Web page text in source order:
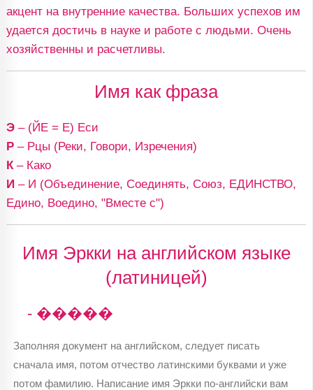
акцент на внутренние качества. Больших успехов им
удается достичь в науке и работе с людьми. Очень
хозяйственны и расчетливы.
Имя как фраза
Э– (ЙЕ = Е) Еси
Р– Рцы (Реки, Говори, Изречения)
К– Како
И – И (Объединение, Соединять, Союз, ЕДИНСТВО,
Едино, Воедино, "Вместе с")
Имя Эркки на английском языке
(латиницей)
- �����
Заполняя документ на английском, следует писать
сначала имя, потом отчество латинскими буквами и уже
потом фамилию. Написание имя Эркки по-английски вам